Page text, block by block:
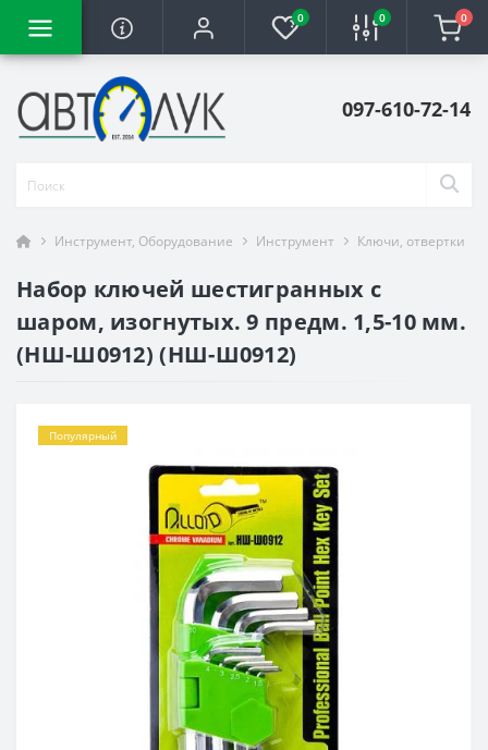
0 0 0
097-610-72-14
Инструмент, Оборудование Инструмент Ключи, отвертки
Набор ключей шестигранных с
шаром, изогнутых. 9 предм. 1,5-10 мм.
(НШ-Ш0912) (НШ-Ш0912)
Популярный